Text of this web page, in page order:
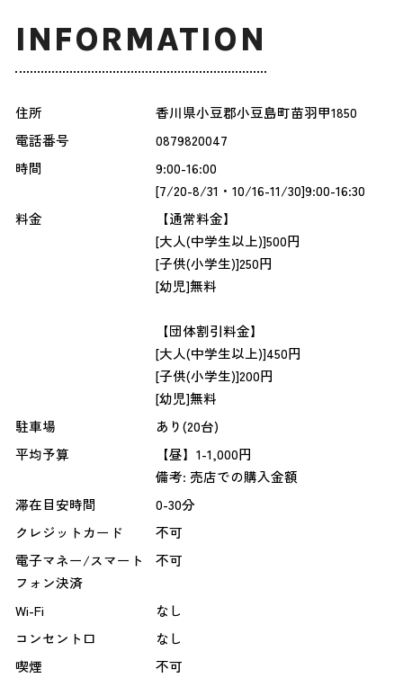
INFORMATION
住所
香川県小豆郡小豆島町苗羽甲1850
電話番号
0879820047
時間
9:00-16:00
[7/20-8/31・10/16-11/30]9:00-16:30
料金
【通常料金】
[大人(中学生以上)]500円
[子供(小学生)]250円
[幼児]無料
【団体割引料金】
[大人(中学生以上)]450円
[子供(小学生)]200円
[幼児]無料
駐車場
あり(20台)
平均予算
【昼】1-1,000円
備考: 売店での購入金額
滞在目安時間
0-30分
クレジットカード
不可
電子マネー/スマート
フォン決済
不可
Wi-Fi
なし
コンセント口
なし
喫煙
不可